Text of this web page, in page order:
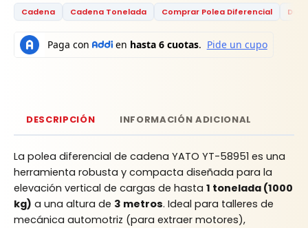
Cadena
Cadena Tonelada Comprar Polea Diferencial
DESCRIPCIÓN INFORMACIÓN ADICIONAL
La polea diferencial de cadena YATO YT-58951 es una
herramienta robusta y compacta diseñada para la
elevación vertical de cargas de hasta 1 tonelada (1000
kg) a una altura de 3 metros. Ideal para talleres de
mecánica automotriz (para extraer motores),